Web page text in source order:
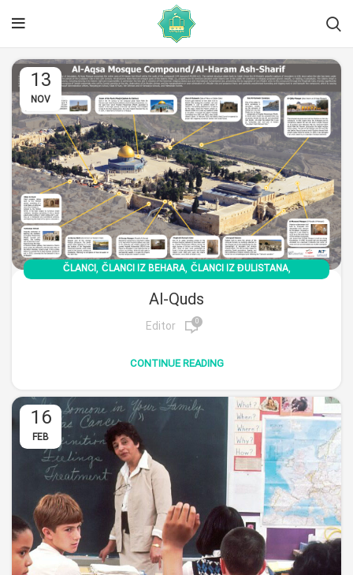
13
NOV
ČLANCI, ČLANCI IZ BEHARA, ČLANCI IZ ĐULISTANA,
,
Al-Quds
Editor 0
CONTINUE READING
16
FEB